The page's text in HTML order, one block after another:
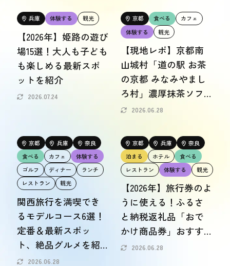
兵庫 体験する 観光
【2026年】姫路の遊び
場15選！大人も子ども
も楽しめる最新スポ
ットを紹介
2026.07.24
京都 食べる
カフェ
体験する
観光
【現地レポ】京都南
山城村「道の駅 お茶
の京都 みなみやまし
ろ村」濃厚抹茶ソフ
トクリームも実食！
2026.06.28
京都 兵庫
奈良
食べる
カフェ
体験する
ゴルフ
ディナー
ランチ
レストラン
観光
関西旅行を満喫でき
るモデルコース6選！
定番＆最新スポッ
ト、絶品グルメを紹
介 2026.06.28
京都 兵庫
奈良
泊まる
ホテル
食べる
レストラン
体験する 観光
【2026年】旅行券のよ
うに使える！ふるさ
と納税返礼品「おで
かけ商品券」おすす
め体験20選
2026.06.28